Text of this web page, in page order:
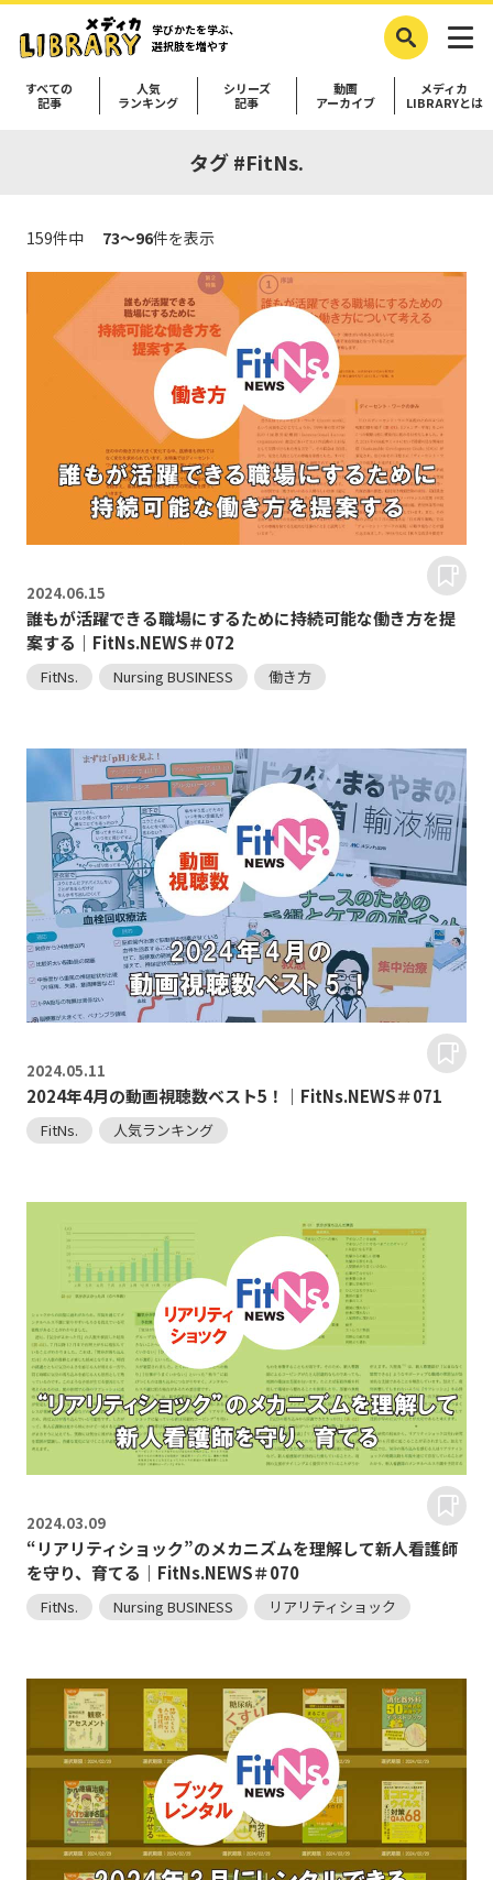
学びかたを学ぶ、
選択肢を増やす
すべての
記事
人気
ランキング
シリーズ
記事
動画
アーカイブ
メディカ
LIBRARYとは
タグ #FitNs.
159件中 73～96件を表示
2024.06.15
誰もが活躍できる職場にするために持続可能な働き方を提
案する｜FitNs.NEWS＃072
FitNs. Nursing BUSINESS 働き方
2024.05.11
2024年4月の動画視聴数ベスト5！｜FitNs.NEWS＃071
FitNs. 人気ランキング
2024.03.09
“リアリティショック”のメカニズムを理解して新人看護師
を守り、育てる｜FitNs.NEWS＃070
FitNs. Nursing BUSINESS リアリティショック